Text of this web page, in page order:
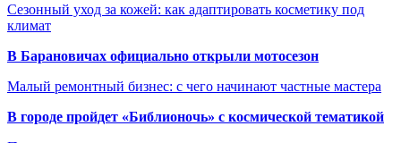
Сезонный уход за кожей: как адаптировать косметику под
климат
В Барановичах официально открыли мотосезон
Малый ремонтный бизнес: с чего начинают частные мастера
В городе пройдет «Библионочь» с космической тематикой